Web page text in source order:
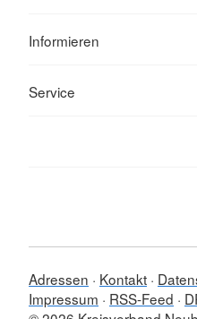
Informieren
Service
Adressen Kontakt
Impressum
RSS-Feed